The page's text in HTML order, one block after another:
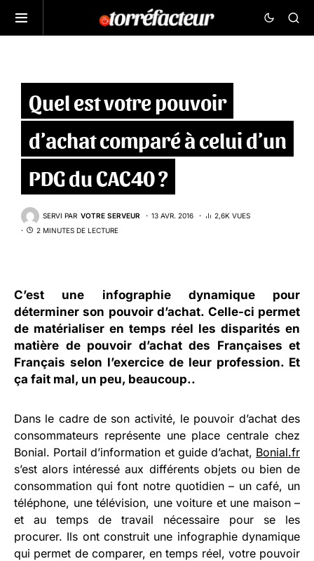
Quel est votre pouvoir
d’achat comparé à celui d’un
PDG du CAC40 ?
SERVI PAR VOTRE SERVEUR 13 AVR. 2016
2,6K VUES
2 MINUTES DE LECTURE
C’est une infographie dynamique pour
déterminer son pouvoir d’achat. Celle-ci permet
de matérialiser en temps réel les disparités en
matière de pouvoir d’achat des Françaises et
Français selon l’exercice de leur profession. Et
ça fait mal, un peu, beaucoup..
Dans le cadre de son activité, le pouvoir d’achat des
consommateurs représente une place centrale chez
Bonial. Portail d’information et guide d’achat, Bonial.fr
s’est alors intéressé aux différents objets ou bien de
consommation qui font notre quotidien – un café, un
téléphone, une télévision, une voiture et une maison –
et au temps de travail nécessaire pour se les
procurer. Ils ont construit une infographie dynamique
qui permet de comparer, en temps réel, votre pouvoir